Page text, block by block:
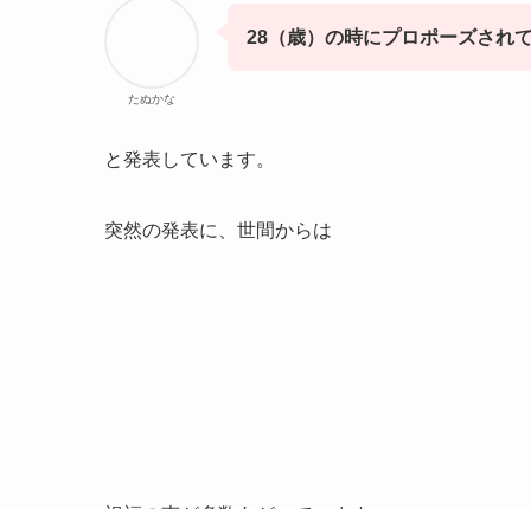
たぬかな
28（歳）の時にプロポーズされ
と発表しています。
突然の発表に、世間からは